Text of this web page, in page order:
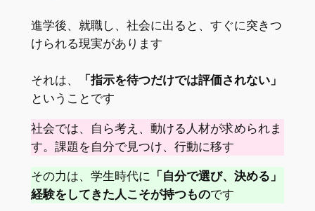
進学後、就職し、社会に出ると、すぐに突きつ
けられる現実があります
それは、
「指示を待つだけでは評価されない」
ということです
社会では、自ら考え、動ける人材が求められま
す。課題を自分で見つけ、行動に移す
その力は、学生時代に 「自分で選び、決める」
経験をしてきた人こそが持つものです